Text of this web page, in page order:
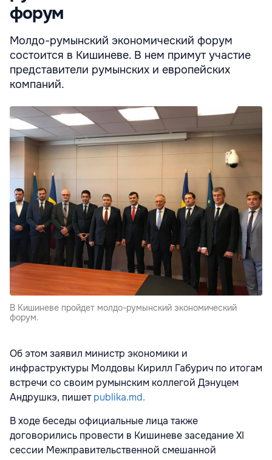
форум
Молдо-румынский экономический форум
состоится в Кишиневе. В нем примут участие
представители румынских и европейских
компаний.
В Кишиневе пройдет молдо-румынский экономический
форум.
Об этом заявил министр экономики и
инфраструктуры Молдовы Кирилл Габурич по итогам
встречи со своим румынским коллегой Дэнуцем
Андрушкэ, пишетpublika.md.
В ходе беседы официальные лица также
договорились провести в Кишиневе заседание XI
сессии Межправительственной смешанной